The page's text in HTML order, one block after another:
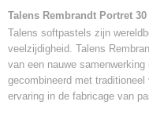
Talens Rembrandt Portret
Talens softpastels zijn
veelzijdigheid. Talens
van een nauwe
gecombineerd met
ervaring in de fabricage van